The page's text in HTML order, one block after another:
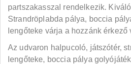
partszakasszal rendelkezik.
Strandröplabda pálya, boccia
lengőteke várja a hozzánk érkező
Az udvaron halpucoló, játszótér,
lengőteke, boccia pálya